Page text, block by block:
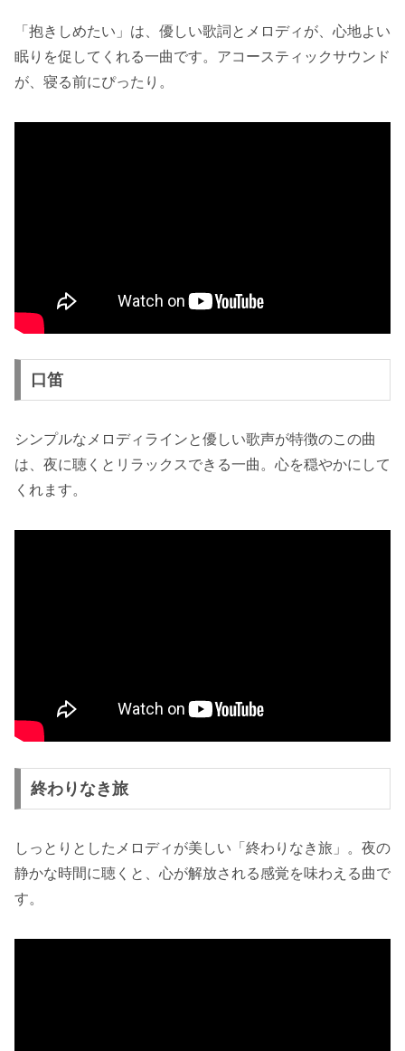
「抱きしめたい」は、優しい歌詞とメロディが、心地よい
眠りを促してくれる一曲です。アコースティックサウンド
が、寝る前にぴったり。
口笛
シンプルなメロディラインと優しい歌声が特徴のこの曲
は、夜に聴くとリラックスできる一曲。心を穏やかにして
くれます。
終わりなき旅
しっとりとしたメロディが美しい「終わりなき旅」。夜の
静かな時間に聴くと、心が解放される感覚を味わえる曲で
す。